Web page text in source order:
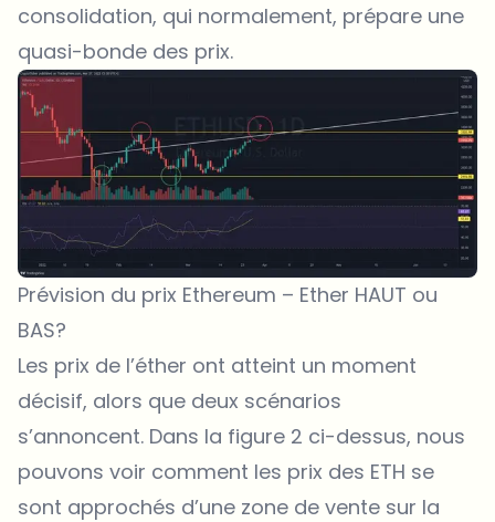
consolidation, qui normalement, prépare une
quasi-bonde des prix.
Prévision du prix Ethereum – Ether HAUT ou
BAS?
Les prix de l’éther ont atteint un moment
décisif, alors que deux scénarios
s’annoncent. Dans la figure 2 ci-dessus, nous
pouvons voir comment les prix des ETH se
sont approchés d’une zone de vente sur la